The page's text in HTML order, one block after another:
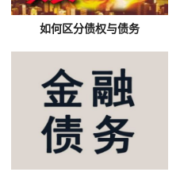
如何区分债权与债务